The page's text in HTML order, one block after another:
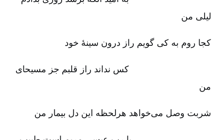
لیلی من‌
کجا روم به کی گویم راز درون سینۀ خود
کس نداند راز قلبم جز مسیحای
من‌
شربت وصل می‌خواهد هرلحظه این دل بیمار من‌